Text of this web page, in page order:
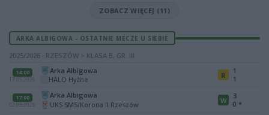
ZOBACZ WIĘCEJ (11)
ARKA ALBIGOWA - OSTATNIE MECZE U SIEBIE
2025/2026 · RZESZÓW > KLASA B, GR. III
14:00
17.05.2026
Arka Albigowa
HALO Hyżne
R
1
1
17:00
02.05.2026
Arka Albigowa
UKS SMS/Korona II Rzeszów
W
3
0 *